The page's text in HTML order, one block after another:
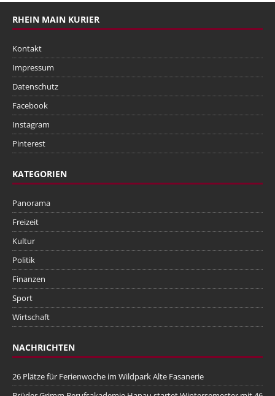
RHEIN MAIN KURIER
Kontakt
Impressum
Datenschutz
Facebook
Instagram
Pinterest
KATEGORIEN
Panorama
Freizeit
Kultur
Politik
Finanzen
Sport
Wirtschaft
NACHRICHTEN
26 Plätze für Ferienwoche im Wildpark Alte Fasanerie